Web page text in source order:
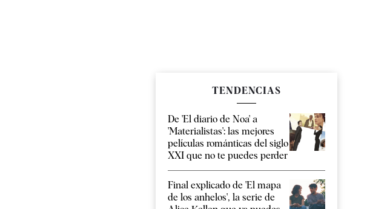
TENDENCIAS
De 'El diario de Noa' a
'Materialistas': las mejores
películas románticas del siglo
XXI que no te puedes perder
Final explicado de 'El mapa
de los anhelos', la serie de